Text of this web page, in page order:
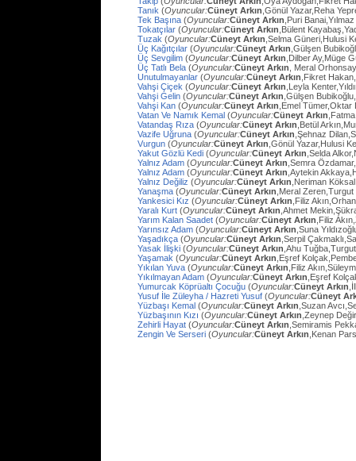
Tanık (Oyuncular:Cüneyt Arkın ,Gönül Yazar,Reha
Tek Başına (Oyuncular:Cüneyt Arkın ,Puri
Tokatçılar (Oyuncular:Cüneyt Arkın ,Bülent
Tuzak (Oyuncular:Cüneyt Arkın ,Selma Güneri,Hulusi
Üç Kağıtçılar (Oyuncular:Cüneyt Arkın ,Gülşen
Üç Sevgilim (Oyuncular:Cüneyt Arkın ,Dilber Ay,Müge
Üç Tatlı Bela (Oyuncular:Cüneyt Arkın , Meral
Unutulmayanlar (Oyuncular:Cüneyt Arkın ,Fikret
Vahşi Çiçek (Oyuncular:Cüneyt Arkın ,Leyla
Vahşi Gelin (Oyuncular:Cüneyt Arkın ,Gülşen
Vahşi Kan (Oyuncular:Cüneyt Arkın ,Emel
Vatan Ve Namık Kemal (Oyuncular:Cüneyt Arkın
Vatandaş Rıza (Oyuncular:Cüneyt Arkın ,Betül
Vazife Uğruna (Oyuncular:Cüneyt Arkın ,Şehnaz
Vurgun (Oyuncular:Cüneyt Arkın ,Gönül Yazar,Hulusi
Yakut Gözlü Kedi (Oyuncular:Cüneyt Arkın ,Selda
Yalnız Adam (Oyuncular:Cüneyt Arkın ,Semra
Yalnız Adam (Oyuncular:Cüneyt Arkın ,Aytekin
Yalnız Değiliz (Oyuncular:Cüneyt Arkın ,Neriman
Yanaşma (Oyuncular:Cüneyt Arkın ,Meral
Yankesici Kız (Oyuncular:Cüneyt Arkın ,Filiz
Yaralı Kurt (Oyuncular:Cüneyt Arkın ,Ahmet
Yarım Kalan Saadet (Oyuncular:Cüneyt Arkın ,Filiz
Yarınsız Adam (Oyuncular:Cüneyt Arkın ,Suna
Yaşadıkça (Oyuncular:Cüneyt Arkın ,Serpil
Yasak İlişki (Oyuncular:Cüneyt Arkın ,Ahu
Yaşamak (Oyuncular:Cüneyt Arkın ,Eşref
Yıkılan Yuva (Oyuncular:Cüneyt Arkın ,Filiz
Yıkılmayan Adam (Oyuncular:Cüneyt Arkın ,Eşref
Yumurcak Köprüaltı Çocuğu (Oyuncular:Cüneyt Arkın
Yusuf İle Züleyha / Hazreti Yusuf (Oyuncular:Cüneyt
Yüzbaşı Kemal (Oyuncular:Cüneyt Arkın ,Suzan
Yüzbaşının Kızı (Oyuncular:Cüneyt Arkın ,Zeynep
Zehirli Hayat (Oyuncular:Cüneyt Arkın ,Semiramis
Zengin Ve Serseri (Oyuncular:Cüneyt Arkın ,Kenan